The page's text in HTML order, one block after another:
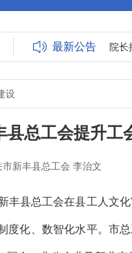
最新公告
东南华工商职业学院副院长拟
设
县总工会提升工
新丰县总工会 李治文
县总工会在县工人文化
度化、数智化水平。市